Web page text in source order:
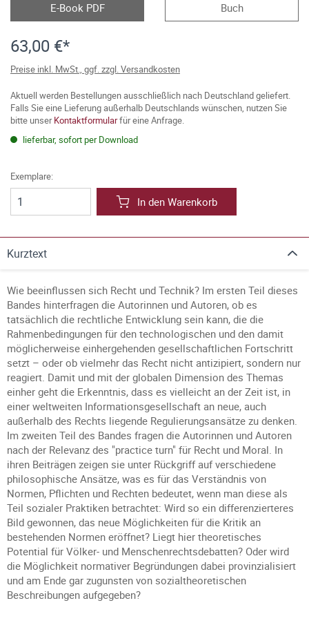
E-Book PDF Buch
63,00 €*
Preise inkl. MwSt., ggf. zzgl. Versandkosten
Aktuell werden Bestellungen ausschließlich nach Deutschland geliefert.
Falls Sie eine Lieferung außerhalb Deutschlands wünschen, nutzen Sie
bitte unserKontaktformularfür eine Anfrage.
lieferbar, sofort per Download
Exemplare:
In den Warenkorb
Kurztext
Wie beeinflussen sich Recht und Technik? Im ersten Teil dieses
Bandes hinterfragen die Autorinnen und Autoren, ob es
tatsächlich die rechtliche Entwicklung sein kann, die die
Rahmenbedingungen für den technologischen und den damit
möglicherweise einhergehenden gesellschaftlichen Fortschritt
setzt – oder ob vielmehr das Recht nicht antizipiert, sondern nur
reagiert. Damit und mit der globalen Dimension des Themas
einher geht die Erkenntnis, dass es vielleicht an der Zeit ist, in
einer weltweiten Informationsgesellschaft an neue, auch
außerhalb des Rechts liegende Regulierungsansätze zu denken.
Im zweiten Teil des Bandes fragen die Autorinnen und Autoren
nach der Relevanz des "practice turn" für Recht und Moral. In
ihren Beiträgen zeigen sie unter Rückgriff auf verschiedene
philosophische Ansätze, was es für das Verständnis von
Normen, Pflichten und Rechten bedeutet, wenn man diese als
Teil sozialer Praktiken betrachtet: Wird so ein differenzierteres
Bild gewonnen, das neue Möglichkeiten für die Kritik an
bestehenden Normen eröffnet? Liegt hier theoretisches
Potential für Völker- und Menschenrechtsdebatten? Oder wird
die Möglichkeit normativer Begründungen dabei provinzialisiert
und am Ende gar zugunsten von sozialtheoretischen
Beschreibungen aufgegeben?